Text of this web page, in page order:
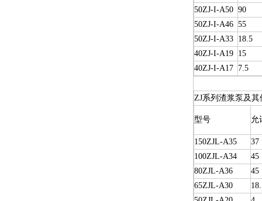
50ZJ-I-A50 90
50ZJ-I-A46 55
50ZJ-I-A33 18.5
40ZJ-I-A19 15
40ZJ-I-A17 7.5
ZJ系列渣浆泵及
型号 允
150ZJL-A35
37
100ZJL-A34
45
80ZJL-A36
45
65ZJL-A30